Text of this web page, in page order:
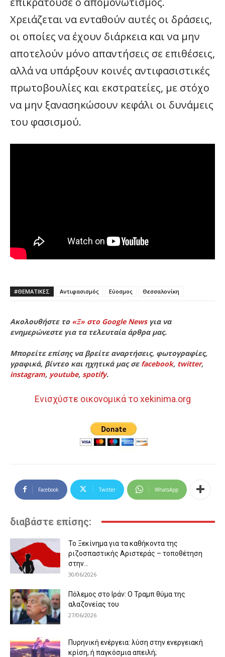
Χρειάζεται να ενταθούν αυτές οι δράσεις,
οι οποίες να έχουν διάρκεια και να μην
αποτελούν μόνο απαντήσεις σε επιθέσεις,
αλλά να υπάρξουν κοινές αντιφασιστικές
πρωτοβουλίες και εκστρατείες, με στόχο
να μην ξανασηκώσουν κεφάλι οι δυνάμεις
του φασισμού.
#ΘΕΜΑΤΙΚΈΣ Αντιφασισμός Εύοσμος Θεσσαλονίκη
Ακολουθήστε το «Ξ» στο Google Newsγια να
ενημερώνεστε για τα τελευταία άρθρα μας.
Μπορείτε επίσης να βρείτε αναρτήσεις, φωτογραφίες,
γραφικά, βίντεο και ηχητικά μας σε facebook, twitter,
instagram, youtube, spotify.
Ενισχύστε οικονομικά το xekinima.org
Facebook Twitter WhatsApp
διαβάστε επίσης:
Το Ξεκίνημα για τα καθήκοντα της
ριζοσπαστικής Αριστεράς – τοποθέτηση
στην...
30/06/2026
Πόλεμος στο Ιράν: Ο Τραμπ θύμα της
αλαζονείας του
27/06/2026
Πυρηνική ενέργεια: λύση στην ενεργειακή
κρίση, ή παγκόσμια απειλή;